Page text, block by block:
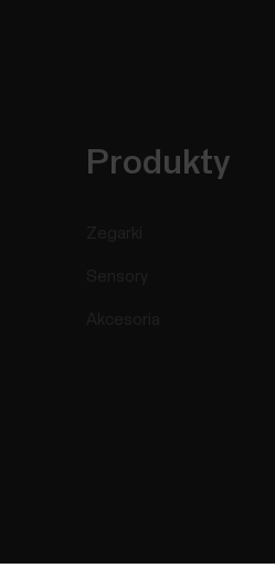
Produkty